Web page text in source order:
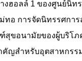
งฮอลล์ 1 ของศูนย์นิท
ทอ การจัดนิทรรศกา
ขอนามัยของผู้บริโภ
ญสำหรับอุตสาหกรร